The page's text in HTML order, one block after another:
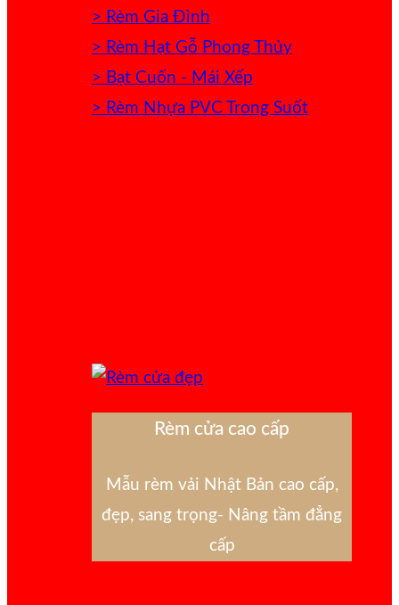
> Rèm Gia Đình
> Rèm Hạt Gỗ Phong Thủy
> Bạt Cuốn - Mái Xếp
> Rèm Nhựa PVC Trong Suốt
Rèm cửa cao cấp
Mẫu rèm vải Nhật Bản cao cấp,
đẹp, sang trọng- Nâng tầm đẳng
cấp